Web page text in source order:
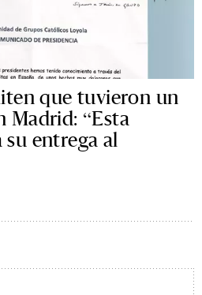
que tuvieron un
Madrid: “Esta
entrega al